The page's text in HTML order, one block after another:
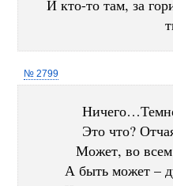
И кто-то там, за
№ 2799
Это что?
Может, во всем
А быть может –